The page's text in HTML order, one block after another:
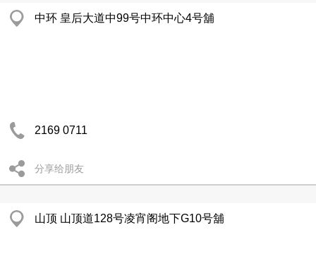
中环 皇后大道中99号中环中心4号舖
2169 0711
分享给朋友
山顶 山顶道128号凌宵阁地下G10号舖